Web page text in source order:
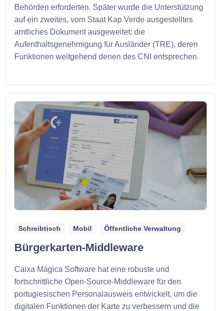
Behörden erforderten. Später wurde die Unterstützung
auf ein zweites, vom Staat Kap Verde ausgestelltes
amtliches Dokument ausgeweitet: die
Aufenthaltsgenehmigung für Ausländer (TRE), deren
Funktionen weitgehend denen des CNI entsprechen.
Schreibtisch Mobil Öffentliche Verwaltung
Bürgerkarten-Middleware
Caixa Mágica Software hat eine robuste und
fortschrittliche Open-Source-Middleware für den
portugiesischen Personalausweis entwickelt, um die
digitalen Funktionen der Karte zu verbessern und die